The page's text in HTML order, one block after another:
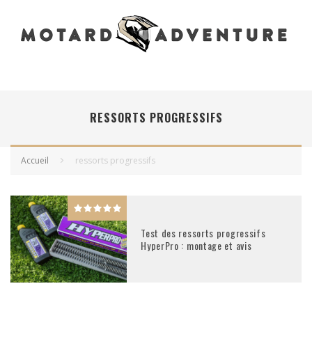
RESSORTS PROGRESSIFS
Accueil ressorts progressifs
Test des ressorts progressifs
HyperPro : montage et avis